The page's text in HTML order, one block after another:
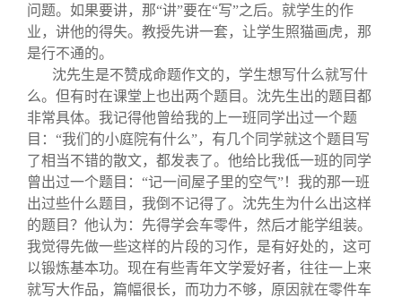
问题。如果要讲，那“讲”要在“写”之后。就学生的作
业，讲他的得失。教授先讲一套，让学生照猫画虎，那
是行不通的。
沈先生是不赞成命题作文的，学生想写什么就写什
么。但有时在课堂上也出两个题目。沈先生出的题目都
非常具体。我记得他曾给我的上一班同学出过一个题
目：“我们的小庭院有什么”，有几个同学就这个题目写
了相当不错的散文，都发表了。他给比我低一班的同学
曾出过一个题目：“记一间屋子里的空气”！我的那一班
出过些什么题目，我倒不记得了。沈先生为什么出这样
的题目？他认为：先得学会车零件，然后才能学组装。
我觉得先做一些这样的片段的习作，是有好处的，这可
以锻炼基本功。现在有些青年文学爱好者，往往一上来
就写大作品，篇幅很长，而功力不够，原因就在零件车